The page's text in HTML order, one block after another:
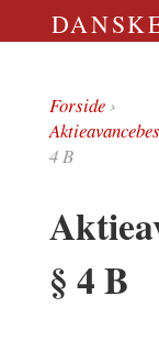
Forside›
4 B
§ 4 B